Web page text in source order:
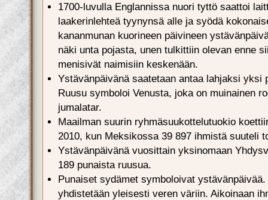
1700-luvulla Englannissa nuori tyttö saattoi
laakerinlehteä tyynynsä alle ja syödä
kananmunan kuorineen päivineen
näki unta pojasta, unen tulkittiin olevan enne
menisivät naimisiin keskenään.
Ystävänpäivänä saatetaan antaa lahjaksi yksi
Ruusu symboloi Venusta, joka on muinainen
jumalatar.
Maailman suurin ryhmäsuukottelutuokio
2010, kun Meksikossa 39 897 ihmistä suuteli
Ystävänpäivänä vuosittain yksinomaan
189 punaista ruusua.
Punaiset sydämet symboloivat
yhdistetään yleisesti veren väriin. Aikoinaan